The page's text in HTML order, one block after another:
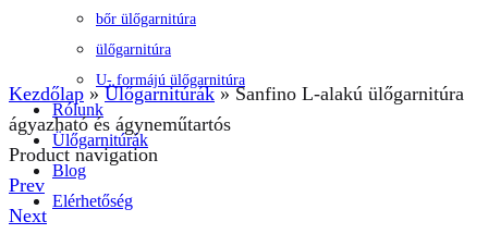
bőr ülőgarnitúra
ülőgarnitúra
U- formájú ülőgarnitúra
Rólunk
Ülőgarnitúrák
Blog
Elérhetőség
Kezdőlap »Ülőgarnitúrák»Sanfino L-alakú ülőgarnitúra
ágyazható és ágyneműtartós
Product navigation
Prev
Next